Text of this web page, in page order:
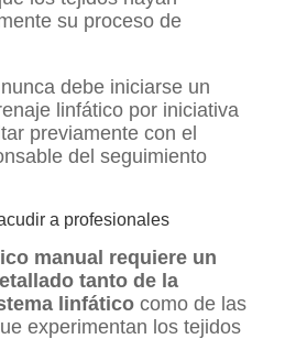
su proceso de
debe iniciarse un
linfático por iniciativa
previamente con el
del seguimiento
a profesionales
manual requiere un
tanto de la
linfáticocomo de las
experimentan los tejidos